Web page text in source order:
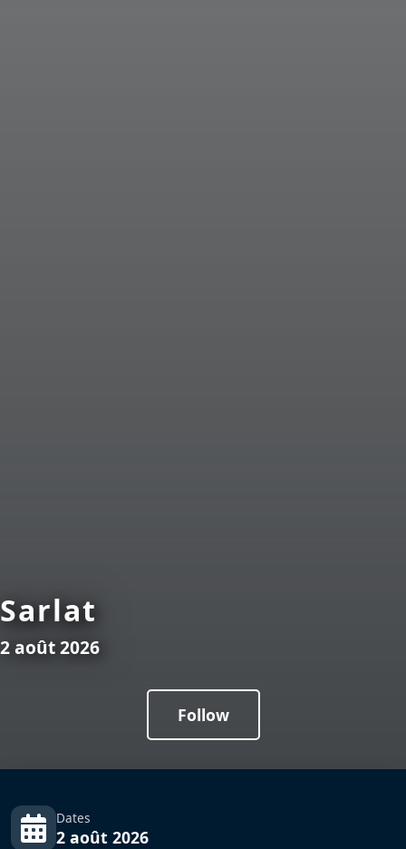
Sarlat
2 août 2026
Follow
Dates
2 août 2026